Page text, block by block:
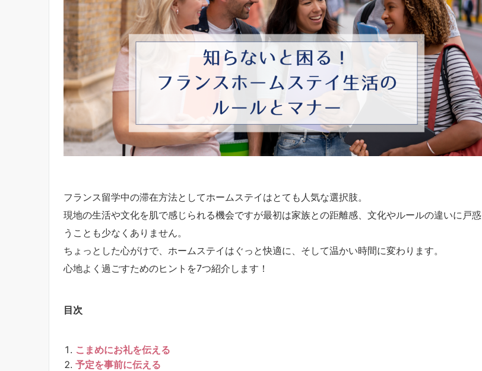
フランス留学中の滞在方法としてホームステイはとても人気な選択肢。
現地の生活や文化を肌で感じられる機会ですが最初は家族との距離感、文化やルールの違いに戸惑
うことも少なくありません。
ちょっとした心がけで、ホームステイはぐっと快適に、そして温かい時間に変わります。
心地よく過ごすためのヒントを7つ紹介します！
目次
こまめにお礼を伝える
予定を事前に伝える